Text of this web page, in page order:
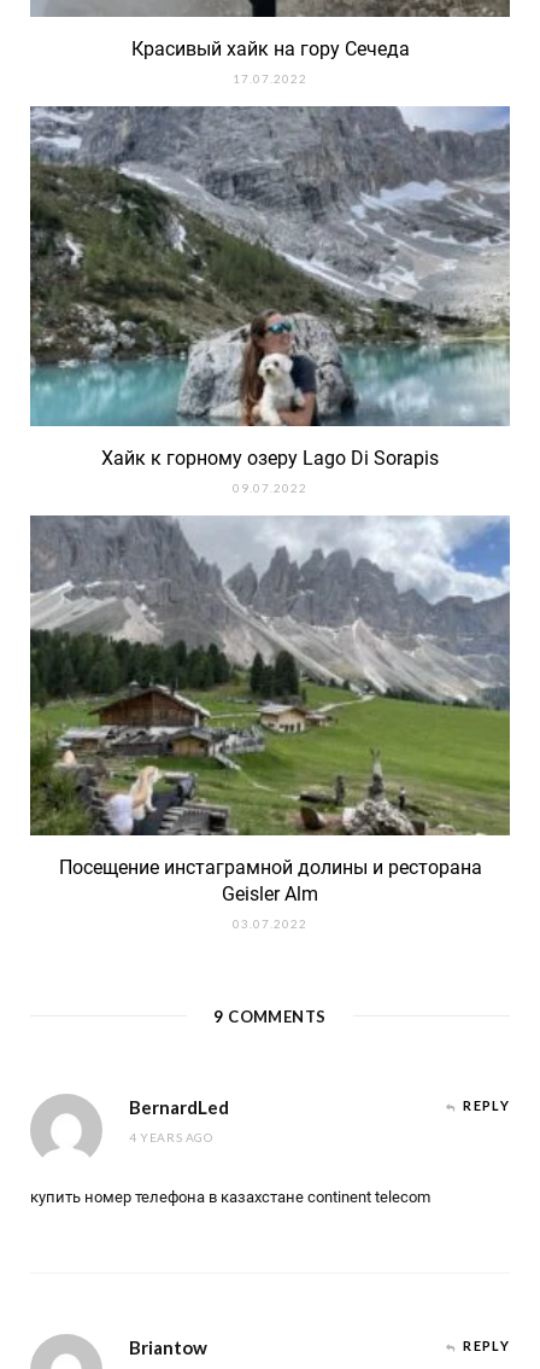
Красивый хайк на гору Сечеда
17.07.2022
Хайк к горному озеру Lago Di Sorapis
09.07.2022
Посещение инстаграмной долины и ресторана
Geisler Alm
03.07.2022
9 COMMENTS
BernardLed
4 YEARS AGO
REPLY
купить номер телефона в казахстане continent telecom
Briantow REPLY